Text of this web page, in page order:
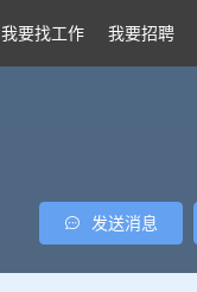
我要找工作 我要招聘
发送消息